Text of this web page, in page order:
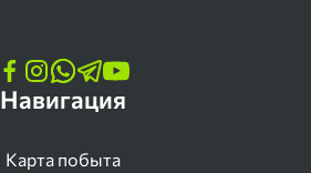
Навигация
Карта побыта